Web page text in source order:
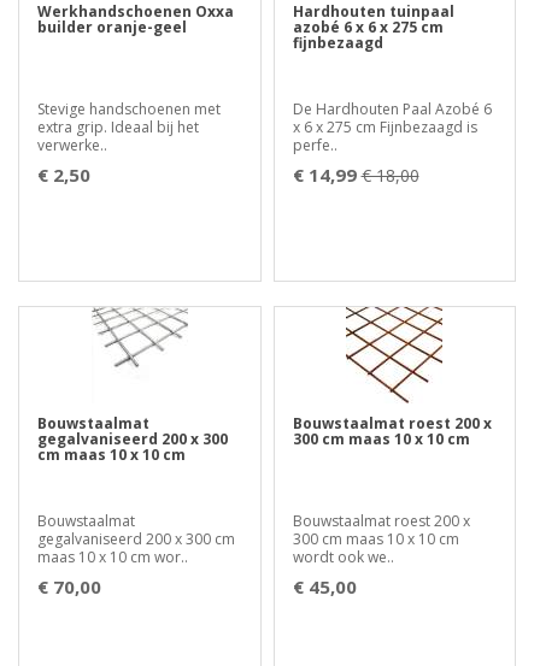
Werkhandschoenen Oxxa
builder oranje-geel
Stevige handschoenen met
extra grip. Ideaal bij het
verwerke..
€ 2,50
Hardhouten tuinpaal
azobé 6 x 6 x 275 cm
fijnbezaagd
De Hardhouten Paal Azobé 6
x 6 x 275 cm Fijnbezaagd is
perfe..
€ 14,99 € 18,00
Bouwstaalmat
gegalvaniseerd 200 x 300
cm maas 10 x 10 cm
Bouwstaalmat
gegalvaniseerd 200 x 300 cm
maas 10 x 10 cm wor..
€ 70,00
Bouwstaalmat roest 200 x
300 cm maas 10 x 10 cm
Bouwstaalmat roest 200 x
300 cm maas 10 x 10 cm
wordt ook we..
€ 45,00